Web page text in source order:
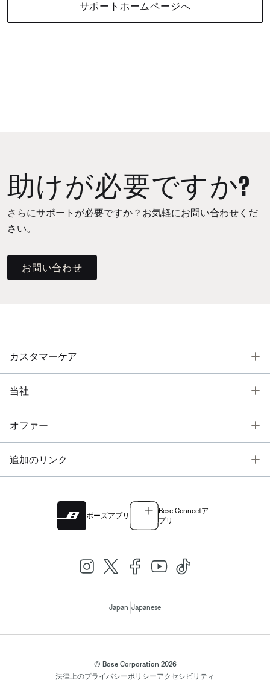
サポートホームページへ
助けが必要ですか?
さらにサポートが必要ですか？お気軽にお問い合わせくだ
さい。
お問い合わせ
カスタマーケア
当社
オファー
追加のリンク
ボーズアプリ
Bose Connectア
プリ
Japan Japanese
© Bose Corporation 2026
法律上のプライバシーポリシーアクセシビリティ